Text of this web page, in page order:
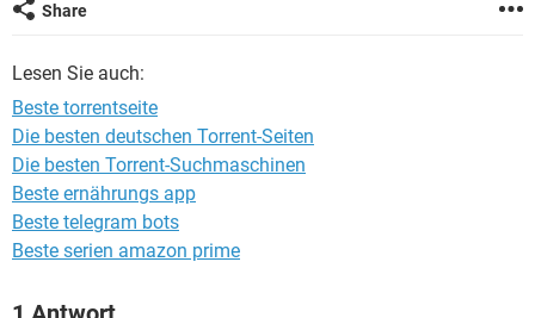
FACEBOOK
Share
Lesen Sie auch:
Beste torrentseite
Die besten deutschen Torrent-Seiten
Die besten Torrent-Suchmaschinen
Beste ernährungs app
Beste telegram bots
Beste serien amazon prime